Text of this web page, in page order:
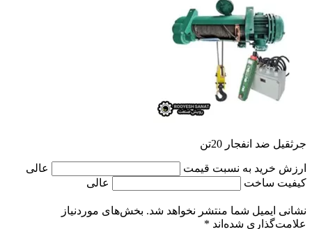
جرثقیل ضد انفجار 20تن
ارزش خرید به نسبت قیمت
عالی
کیفیت ساخت
عالی
نشانی ایمیل شما منتشر نخواهد شد. بخش‌های موردنیاز
علامت‌گذاری شده‌اند *